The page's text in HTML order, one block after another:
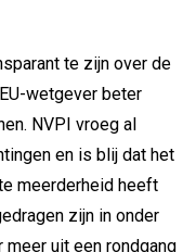
te zijn over de
wetgever beter
NVPI vroeg al
en is blij dat het
meerderheid heeft
zijn in onder
uit een rondgang